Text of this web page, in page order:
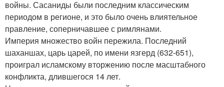
войны. Сасаниды были последним классическим
периодом в регионе, и это было очень влиятельное
правление, соперничавшее с римлянами.
Империя множество войн пережила. Последний
шаханшах, царь царей, по имени язгерд (632-651),
проиграл исламскому вторжению после масштабного
конфликта, длившегося 14 лет.